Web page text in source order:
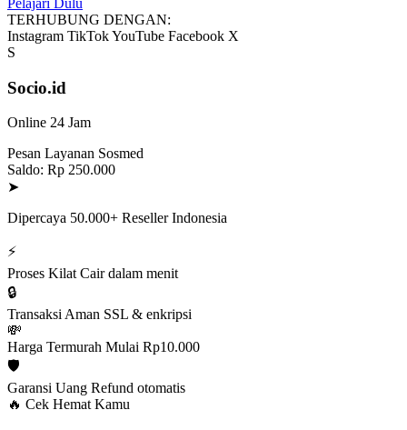
TERHUBUNG DENGAN:
Instagram TikTokYouTube Facebook X
S
Socio.id
Online 24 Jam
Pesan Layanan Sosmed
Saldo: Rp 250.000
➤
Dipercaya 50.000+ Reseller Indonesia
⚡
Proses Kilat Cair dalam menit
🔒
Transaksi Aman SSL & enkripsi
💸
Harga Termurah Mulai Rp10.000
🛡️
Garansi Uang Refund otomatis
🔥 Cek Hemat Kamu